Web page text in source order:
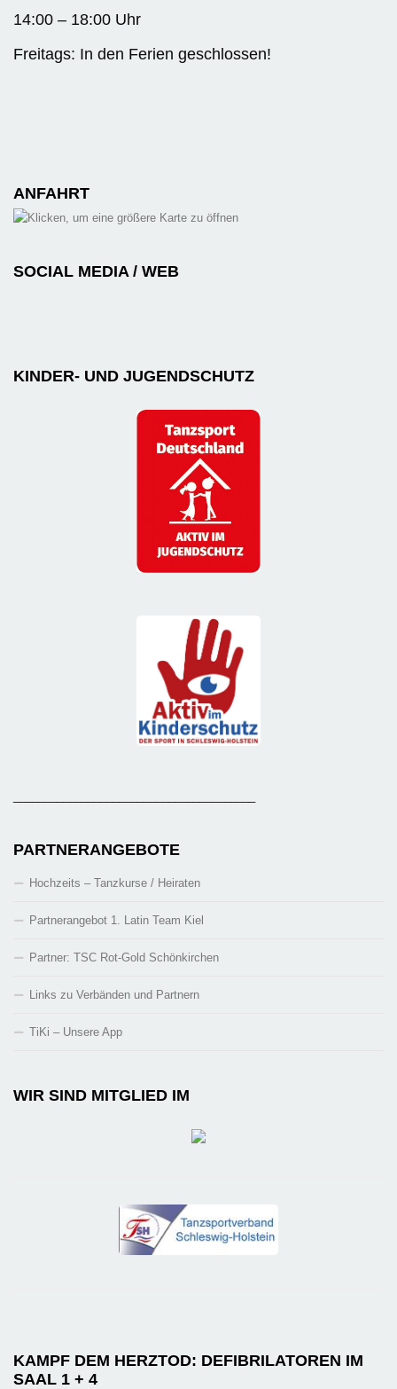
14:00 – 18:00 Uhr
Freitags: In den Ferien geschlossen!
ANFAHRT
SOCIAL MEDIA / WEB
KINDER- UND JUGENDSCHUTZ
PARTNERANGEBOTE
Hochzeits – Tanzkurse / Heiraten
Partnerangebot 1. Latin Team Kiel
Partner: TSC Rot-Gold Schönkirchen
Links zu Verbänden und Partnern
TiKi – Unsere App
WIR SIND MITGLIED IM
KAMPF DEM HERZTOD: DEFIBRILATOREN IM
SAAL 1 + 4